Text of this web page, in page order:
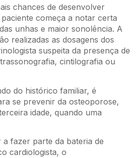
chances de desenvolver
começa a notar certa
unhas e maior sonolência. A
realizadas as dosagens dos
suspeita da presença de
cintilografia ou
do histórico familiar, é
se prevenir da osteoporose,
idade, quando uma
a fazer parte da bateria de
cardiologista, o